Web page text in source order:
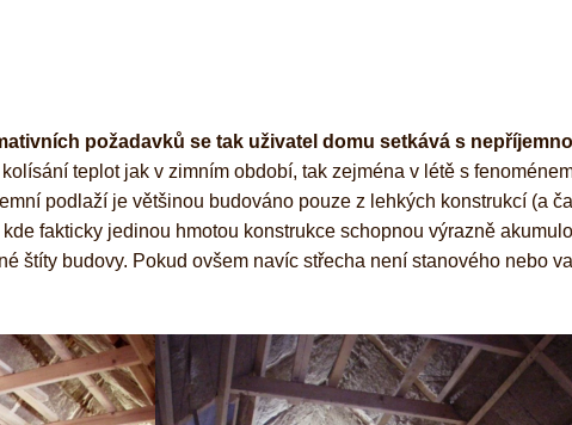
požadavků se tak uživatel domu setkává s
teplot jak v zimním období, tak zejména v létě s
podlaží je většinou budováno pouze z lehkých konstrukcí (a
fakticky jedinou hmotou konstrukce schopnou výrazně
štíty budovy. Pokud ovšem navíc střecha není stanového nebo